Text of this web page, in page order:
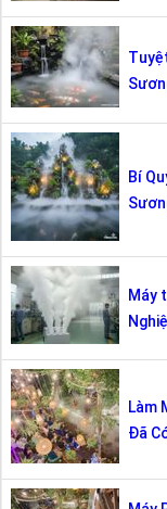
Bí
Máy
Làm
Đã